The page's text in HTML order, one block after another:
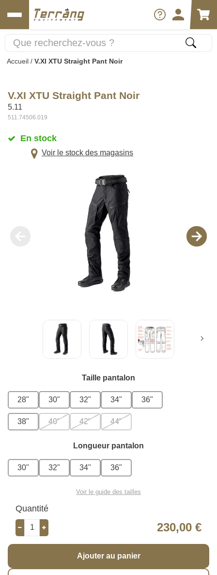
Accueil / V.XI XTU Straight Pant Noir
V.XI XTU Straight Pant Noir
5.11
511.74506.019
En stock
Voir le stock des magasins
Taille pantalon
28" 30" 32" 34" 36"
38" 40" 42" 44"
Longueur pantalon
30" 32" 34" 36"
Voir le guide des tailles
Quantité
230,00 €
Ajouter au panier